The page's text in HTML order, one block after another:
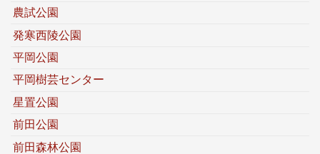
農試公園
発寒西陵公園
平岡公園
平岡樹芸センター
星置公園
前田公園
前田森林公園